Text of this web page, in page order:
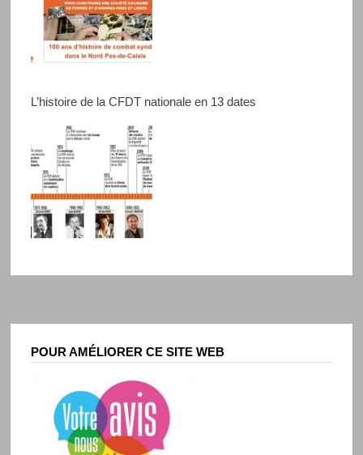
L’histoire de la CFDT nationale en 13 dates
POUR AMÉLIORER CE SITE WEB